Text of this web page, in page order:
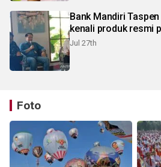
Bank Mandiri
kenali produk resmi
Jul 27th
Foto